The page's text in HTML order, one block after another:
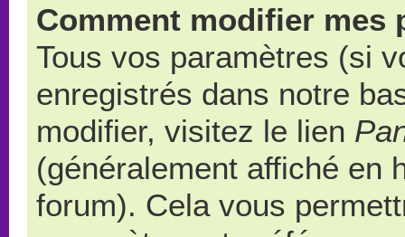
Comment modifier mes
Tous vos paramètres (si
enregistrés dans notre
modifier, visitez le lien
(généralement affiché en
forum). Cela vous